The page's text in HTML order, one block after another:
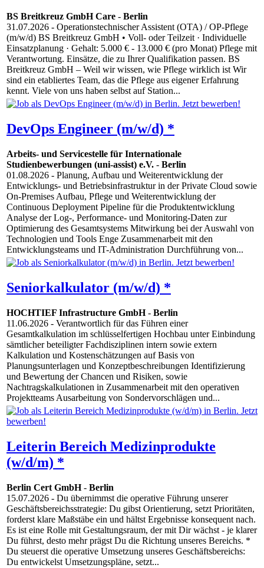
BS Breitkreuz GmbH Care - Berlin
31.07.2026 - Operationstechnischer Assistent (OTA) / OP-Pflege
(m/w/d) BS Breitkreuz GmbH • Voll- oder Teilzeit · Individuelle
Einsatzplanung · Gehalt: 5.000 € - 13.000 € (pro Monat) Pflege mit
Verantwortung. Einsätze, die zu Ihrer Qualifikation passen. BS
Breitkreuz GmbH – Weil wir wissen, wie Pflege wirklich ist Wir
sind ein etabliertes Team, das die Pflege aus eigener Erfahrung
kennt. Viele von uns haben selbst auf Station...
DevOps Engineer (m/w/d) *
Arbeits- und Servicestelle für Internationale
Studienbewerbungen (uni-assist) e.V. - Berlin
01.08.2026 - Planung, Aufbau und Weiterentwicklung der
Entwicklungs- und Betriebsinfrastruktur in der Private Cloud sowie
On-Premises Aufbau, Pflege und Weiterentwicklung der
Continuous Deployment Pipeline für die Produktentwicklung
Analyse der Log-, Performance- und Monitoring-Daten zur
Optimierung des Gesamtsystems Mitwirkung bei der Auswahl von
Technologien und Tools Enge Zusammenarbeit mit den
Entwicklungsteams und IT-Administration Durchführung von...
Seniorkalkulator (m/w/d) *
HOCHTIEF Infrastructure GmbH- Berlin
11.06.2026 - Verantwortlich für das Führen einer
Gesamtkalkulation im schlüsselfertigen Hochbau unter Einbindung
sämtlicher beteiligter Fachdisziplinen intern sowie extern
Kalkulation und Kostenschätzungen auf Basis von
Planungsunterlagen und Konzeptbeschreibungen Identifizierung
und Bewertung der Chancen und Risiken, sowie
Nachtragskalkulationen in Zusammenarbeit mit den operativen
Projektteams Ausarbeitung von Sondervorschlägen und...
Leiterin Bereich Medizinprodukte
(w/d/m) *
Berlin Cert GmbH- Berlin
15.07.2026 - Du übernimmst die operative Führung unserer
Geschäftsbereichsstrategie: Du gibst Orientierung, setzt Prioritäten,
forderst klare Maßstäbe ein und hältst Ergebnisse konsequent nach.
Es ist eine Rolle mit Gestaltungsraum, der mit Dir wächst - je klarer
Du führst, desto mehr prägst Du die Richtung unseres Bereichs. *
Du steuerst die operative Umsetzung unseres Geschäftsbereichs:
Du entwickelst Umsetzungspläne, setzt...